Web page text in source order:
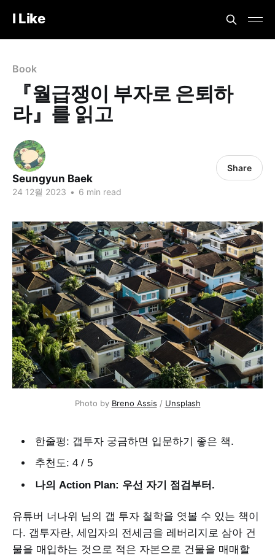
I Like
Book
『월급쟁이 부자로 은퇴하
라』를 읽고
Seungyun Baek
24 12월 2023 • 6 min read
Share
Photo by Breno Assis / Unsplash
한줄평: 갭투자 궁금하면 입문하기 좋은 책.
추천도: 4 / 5
나의 Action Plan: 우선 자기 점검부터.
유튜버 너나위 님의 갭 투자 철학을 엿볼 수 있는 책이
다. 갭투자란, 세입자의 전세금을 레버리지로 삼아 건
물을 매입하는 것으로 적은 자본으로 건물을 매매할